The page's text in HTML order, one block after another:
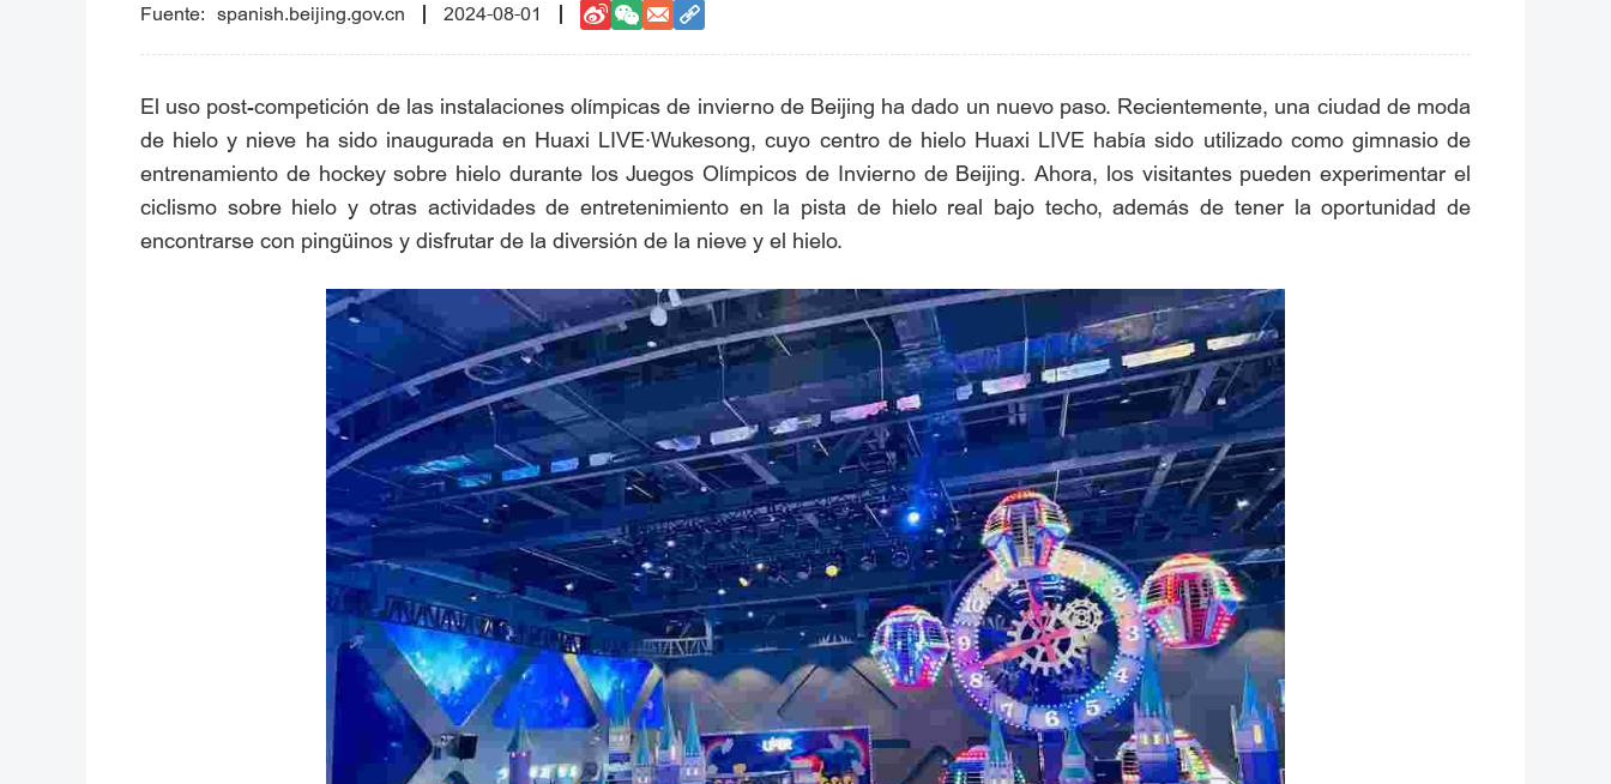
spanish.beijing.gov.cn 2024-08-01
El uso post-competición de las instalaciones olímpicas de invierno de Beijing ha dado un nuevo paso. Recientemente, una ciudad de moda
de hielo y nieve ha sido inaugurada en Huaxi LIVE·Wukesong, cuyo centro de hielo Huaxi LIVE había sido utilizado como gimnasio de
entrenamiento de hockey sobre hielo durante los Juegos Olímpicos de Invierno de Beijing. Ahora, los visitantes pueden experimentar el
ciclismo sobre hielo y otras actividades de entretenimiento en la pista de hielo real bajo techo, además de tener la oportunidad de
encontrarse con pingüinos y disfrutar de la diversión de la nieve y el hielo.